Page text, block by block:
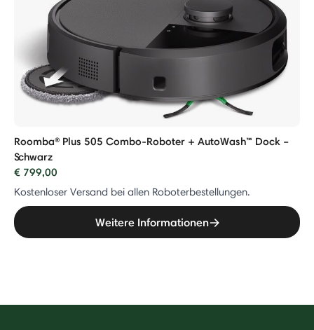
Roomba® Plus 505 Combo-Roboter + AutoWash™ Dock –
Schwarz
€ 799,00
Kostenloser Versand bei allen Roboterbestellungen.
Weitere Informationen